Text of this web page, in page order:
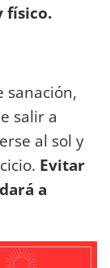
físico.
sanación,
salir a
al sol y
Evitar
a